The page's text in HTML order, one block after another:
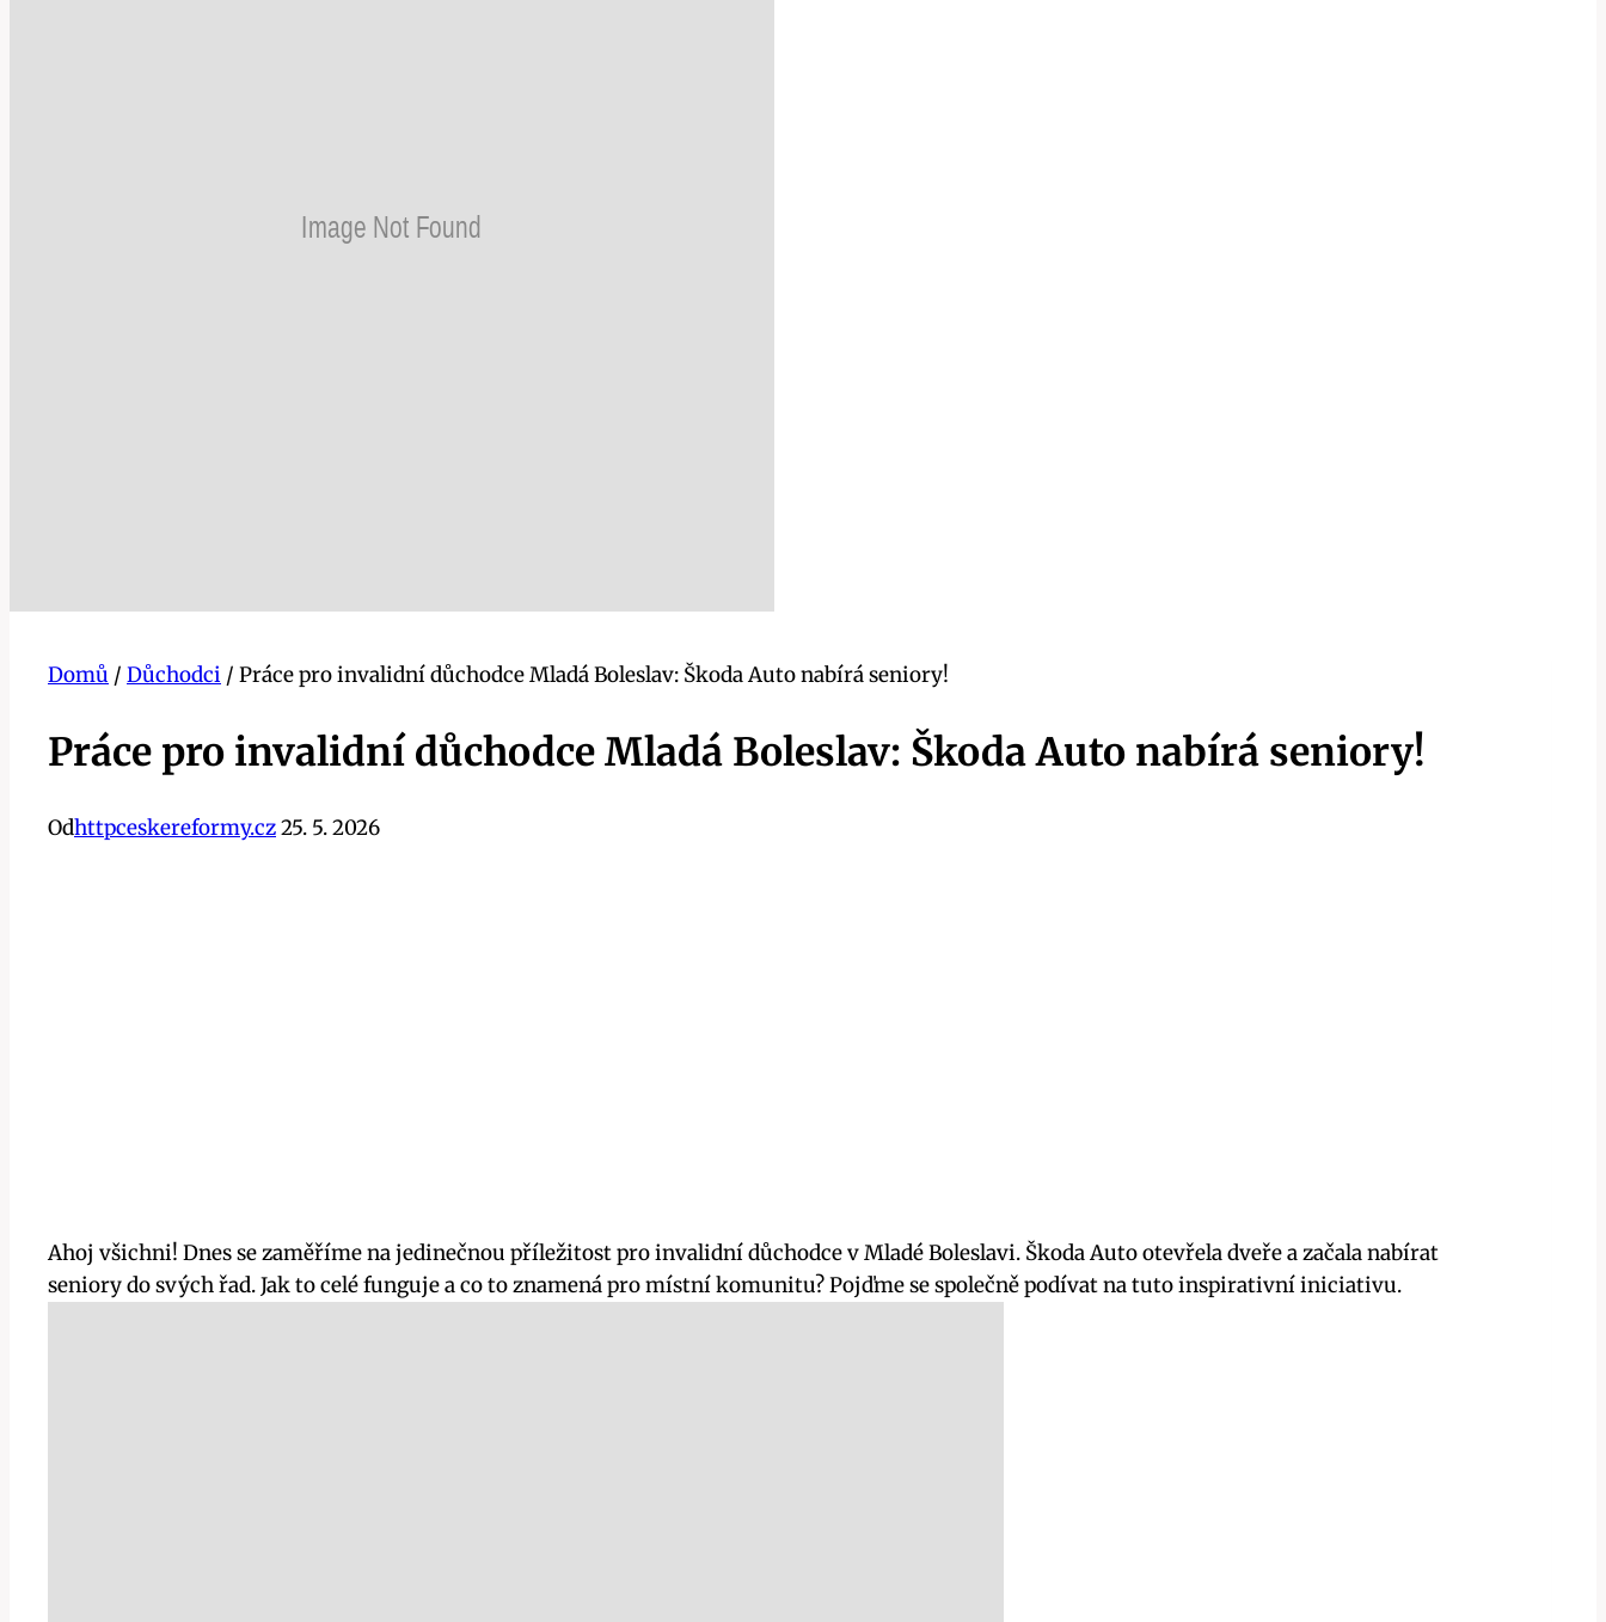
Domů / Důchodci / Práce pro invalidní důchodce Mladá Boleslav: Škoda Auto nabírá seniory!
Práce pro invalidní důchodce Mladá Boleslav: Škoda Auto nabírá seniory!
Odhttpceskereformy.cz25. 5. 2026
Ahoj všichni! Dnes se zaměříme na jedinečnou příležitost pro invalidní důchodce v Mladé Boleslavi. Škoda Auto otevřela dveře a začala nabírat
seniory do svých řad. Jak to celé funguje a co to znamená pro místní komunitu? Pojďme se společně podívat na tuto inspirativní iniciativu.